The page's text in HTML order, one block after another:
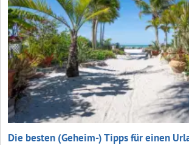
Die besten (Geheim-) Tipps für einen